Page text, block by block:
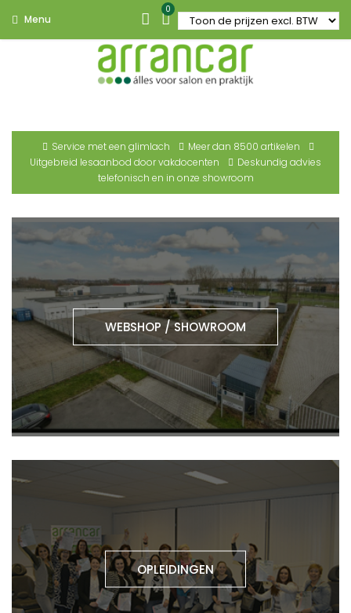
Menu
0
Service met een glimlach
Meer dan 8500 artikelen
Uitgebreid lesaanbod door vakdocenten
Deskundig advies
telefonisch en in onze showroom
WEBSHOP / SHOWROOM
OPLEIDINGEN